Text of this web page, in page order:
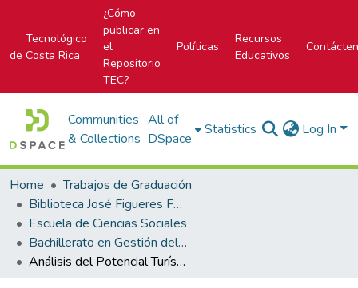
Tecnológico
de Costa Rica
¿Cómo
publicar en
el
Repositorio
TEC?
Políticas
Recursos
Educativos
Communities
& Collections
All of
DSpace
Statistics Log In
Home
Trabajos de Graduación
Biblioteca José Figueres Ferrer
Escuela de Ciencias Sociales
Bachillerato en Gestión del Turismo Sostenible
Análisis del Potencial Turístico del cantón de Paraíso en el 2019